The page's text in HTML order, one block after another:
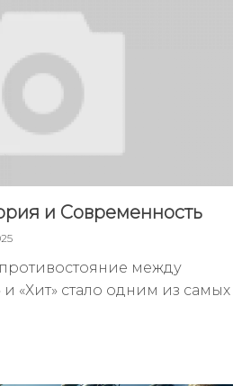
и Современность
между
«Хит» стало одним из самых